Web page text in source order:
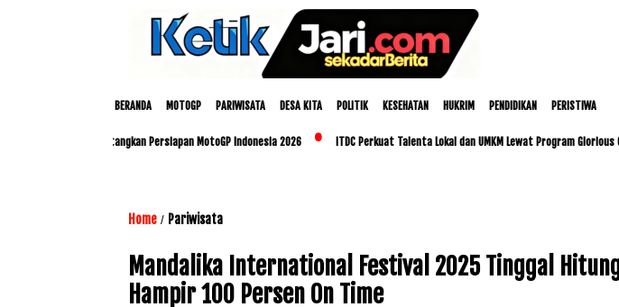
BERANDA MOTOGP PARIWISATA DESA KITA POLITIK KESEHATAN HUKRIM PENDIDIKAN PERISTIWA
Polda NTB Matangkan Persiapan MotoGP Indonesia 2026 ITDC Perkuat Talenta Lokal dan UMKM Lewat Program Glorious Golo
Home / Pariwisata
Mandalika International Festival 2025 Tinggal
Hampir 100 Persen On Time